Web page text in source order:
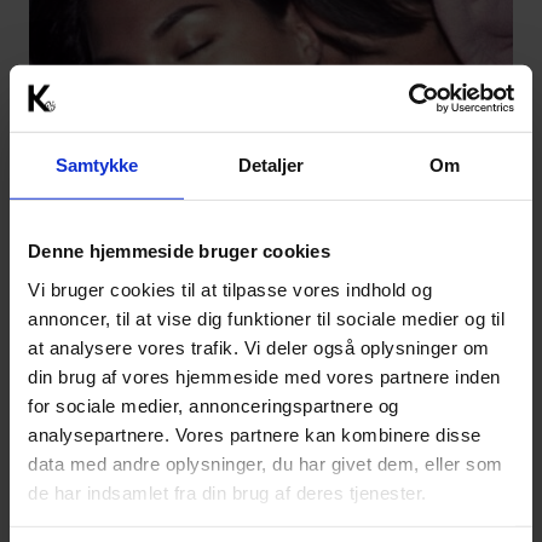
Samtykke Detaljer Om
Denne hjemmeside bruger cookies
Vi bruger cookies til at tilpasse vores indhold og
annoncer, til at vise dig funktioner til sociale medier og til
at analysere vores trafik. Vi deler også oplysninger om
din brug af vores hjemmeside med vores partnere inden
for sociale medier, annonceringspartnere og
analysepartnere. Vores partnere kan kombinere disse
data med andre oplysninger, du har givet dem, eller som
de har indsamlet fra din brug af deres tjenester.